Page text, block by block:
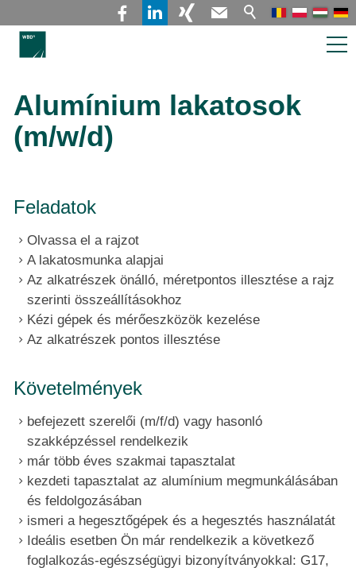
Rólunk & Szolgáltatásaink
Rólunk
Pályázók és üres
álláshelyek
Kapcsolat
Alumínium lakatosok
(m/w/d)
Feladatok
Olvassa el a rajzot
A lakatosmunka alapjai
Az alkatrészek önálló, méretpontos illesztése a rajz
szerinti összeállításokhoz
Kézi gépek és mérőeszközök kezelése
Az alkatrészek pontos illesztése
Követelmények
befejezett szerelői (m/f/d) vagy hasonló
szakképzéssel rendelkezik
már több éves szakmai tapasztalat
kezdeti tapasztalat az alumínium megmunkálásában
és feldolgozásában
ismeri a hegesztőgépek és a hegesztés használatát
Ideális esetben Ön már rendelkezik a következő
foglalkozás-egészségügyi bizonyítványokkal: G17,